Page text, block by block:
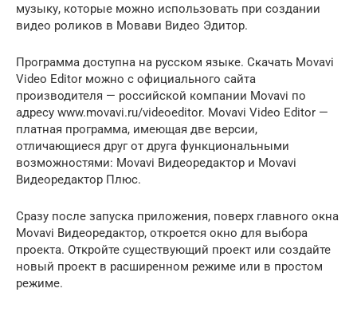
музыку, которые можно использовать при создании
видео роликов в Мовави Видео Эдитор.
Программа доступна на русском языке. Скачать Movavi
Video Editor можно с официального сайта
производителя — российской компании Movavi по
адресу www.movavi.ru/videoeditor. Movavi Video Editor —
платная программа, имеющая две версии,
отличающиеся друг от друга функциональными
возможностями: Movavi Видеоредактор и Movavi
Видеоредактор Плюс.
Сразу после запуска приложения, поверх главного окна
Movavi Видеоредактор, откроется окно для выбора
проекта. Откройте существующий проект или создайте
новый проект в расширенном режиме или в простом
режиме.